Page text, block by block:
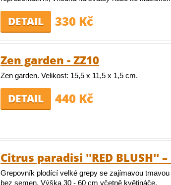
DETAIL 330 Kč
Zen garden - ZZ10
Zen garden. Velikost: 15,5 x 11,5 x 1,5 cm.
DETAIL 440 Kč
Citrus paradisi ''RED BLUSH'' –
Grepovník plodící velké grepy se zajímavou
bez semen. Výška 30 - 60 cm včetně květináče.